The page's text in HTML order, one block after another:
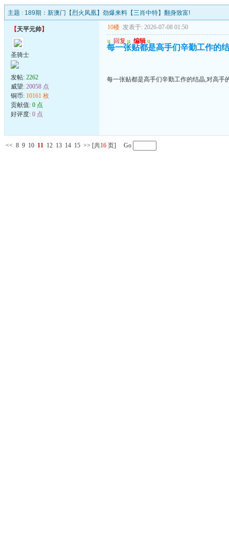
主题 : 189期：新澳门【烈火凤凰】劲爆来料【三肖中特】翻身致富!
【天平元帅】
圣骑士
发帖: 2262
威望: 20058 点
铜币: 10161 枚
贡献值: 0 点
好评度: 0 点
10楼 发表于: 2026-07-08 01:50
u 回复 u 编辑 u
每一张贴都是高手们辛勤工作的
每一张贴都是高手们辛勤工作的结晶,对高手
<< 8 9 10 11 12 13 14 15 >> [共16 页] Go